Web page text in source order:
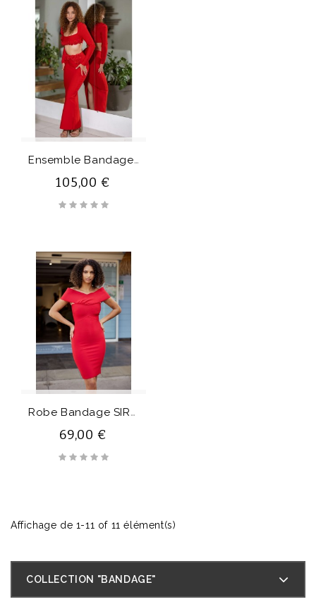
E
Nsemble Bandage PARVATI
105,00 €
R
Obe Bandage SIREA
69,00 €
Affichage de 1-11 of 11 élément(s)
COLLECTION "BANDAGE"